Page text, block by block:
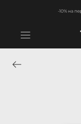
-10% на